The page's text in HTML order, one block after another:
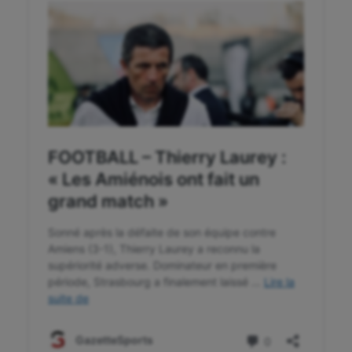
Flag football
Football américain
Futsal
Golf
Gymnastique
Gymnastique rythmique
Haltérophilie
Handisport
Jeux Olympiques et Paralympiques
Kayak-polo